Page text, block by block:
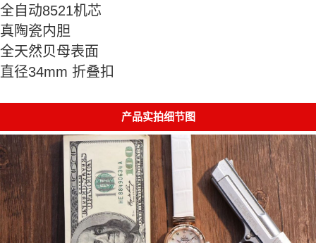
全自动8521机芯
真陶瓷内胆
全天然贝母表面
直径34mm 折叠扣
产品实拍细节图